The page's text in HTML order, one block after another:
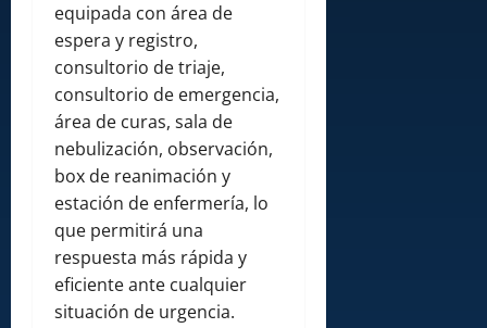
equipada con área de
espera y registro,
consultorio de triaje,
consultorio de emergencia,
área de curas, sala de
nebulización, observación,
box de reanimación y
estación de enfermería, lo
que permitirá una
respuesta más rápida y
eficiente ante cualquier
situación de urgencia.